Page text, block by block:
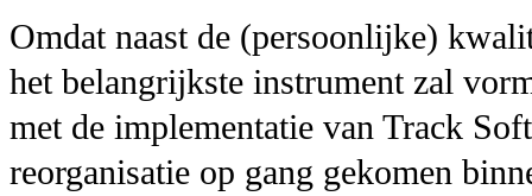
Omdat naast de (persoonlijke)
het belangrijkste instrument zal
met de implementatie van Track
reorganisatie op gang gekomen